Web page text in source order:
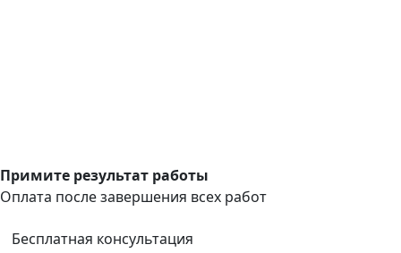
Примите результат работы
Оплата после завершения всех работ
Бесплатная консультация